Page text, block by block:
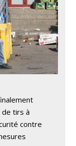
de tirs à
contre